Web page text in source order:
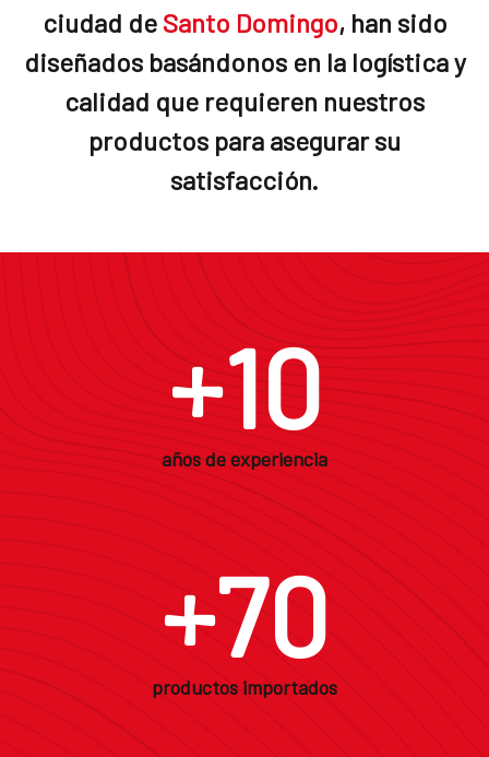
ciudad de Santo Domingo, han sido
diseñados basándonos en la logística y
calidad que requieren nuestros
productos para asegurar su
satisfacción.
+10
años de experiencia
+70
productos importados